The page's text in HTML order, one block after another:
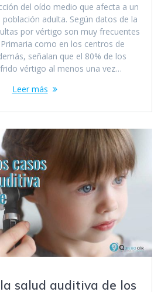
del oído medio que afecta a un
adulta. Según datos de la
por vértigo son muy frecuentes
como en los centros de
señalan que el 80% de los
vértigo al menos una vez…
Leer más
salud auditiva de los